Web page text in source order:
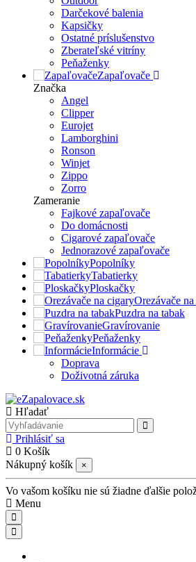
Darčekové balenia
Kapsičky
Ostatné príslušenstvo
Zberateľské vitríny
Peňaženky
Zapaľovače
Značka
Angel
Clipper
Eurojet
Lamborghini
Ronson
Winjet
Zippo
Zorro
Zameranie
Fajkové zapaľovače
Do domácnosti
Cigarové zapaľovače
Jednorazové zapaľovače
Popolníky
Tabatierky
Ploskačky
Orezávače
Puzdra na tabak
Gravírovanie
Peňaženky
Informácie
Doprava
Doživotná záruka
Hľadať
Prihlásiť sa
0 Košík
Nákupný košík
×
Vo vašom košíku nie sú žiadne ďalšie
Menu